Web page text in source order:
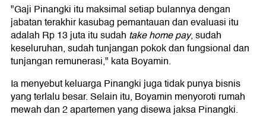
"Gaji Pinangki itu maksimal setiap bulannya dengan
jabatan terakhir kasubag pemantauan dan evaluasi itu
adalah Rp 13 juta itu sudah take home pay, sudah
keseluruhan, sudah tunjangan pokok dan fungsional dan
tunjangan remunerasi," kata Boyamin.
Ia menyebut keluarga Pinangki juga tidak punya bisnis
yang terlalu besar. Selain itu, Boyamin menyoroti rumah
mewah dan 2 apartemen yang disewa jaksa Pinangki.